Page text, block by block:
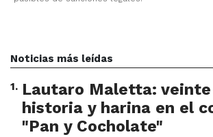
Noticias más leídas
1. Lautaro Maletta: veinte
historia y harina en el
"Pan y Cocholate"